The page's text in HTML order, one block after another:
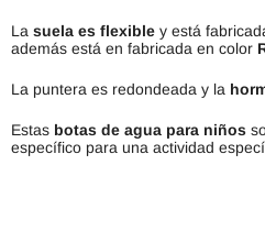
La suela es flexible y está
además está en fabricada en color
La puntera es redondeada y la
Estas botas de agua para niños
específico para una actividad